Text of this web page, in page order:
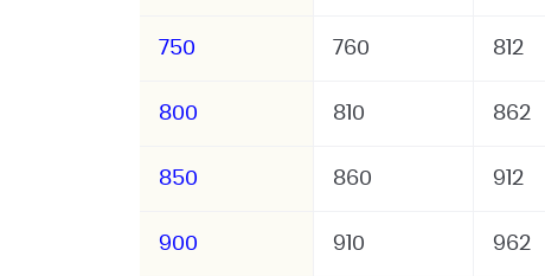
750 760 812
800 810 862
850 860 912
900 910 962